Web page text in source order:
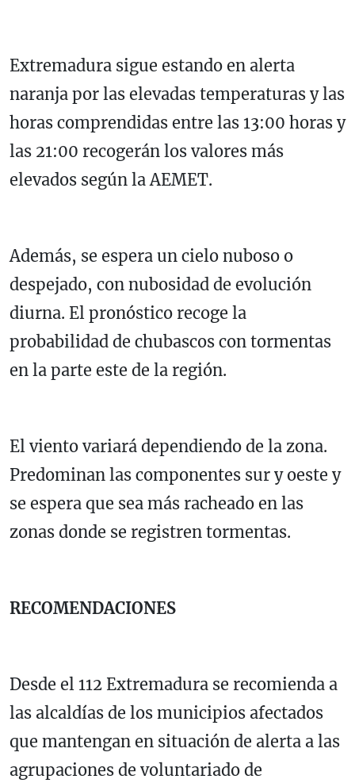
Extremadura sigue estando en alerta
naranja por las elevadas temperaturas y las
horas comprendidas entre las 13:00 horas y
las 21:00 recogerán los valores más
elevados según la AEMET.
Además, se espera un cielo nuboso o
despejado, con nubosidad de evolución
diurna. El pronóstico recoge la
probabilidad de chubascos con tormentas
en la parte este de la región.
El viento variará dependiendo de la zona.
Predominan las componentes sur y oeste y
se espera que sea más racheado en las
zonas donde se registren tormentas.
RECOMENDACIONES
Desde el 112 Extremadura se recomienda a
las alcaldías de los municipios afectados
que mantengan en situación de alerta a las
agrupaciones de voluntariado de